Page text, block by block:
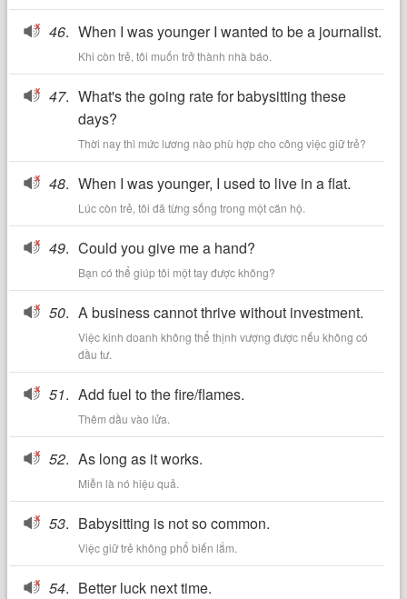
46. When I was younger I wanted to be a journalist.
Khi còn trẻ, tôi muốn trở thành nhà báo.
47. What's the going rate for babysitting these
days?
Thời nay thì mức lương nào phù hợp cho công việc giữ trẻ?
48. When I was younger, I used to live in a flat.
Lúc còn trẻ, tôi đã từng sống trong một căn hộ.
49. Could you give me a hand?
Bạn có thể giúp tôi một tay được không?
50. A business cannot thrive without investment.
Việc kinh doanh không thể thịnh vượng được nếu không có
đầu tư.
51. Add fuel to the fire/flames.
Thêm dầu vào lửa.
52. As long as it works.
Miễn là nó hiệu quả.
53. Babysitting is not so common.
Việc giữ trẻ không phổ biến lắm.
54. Better luck next time.